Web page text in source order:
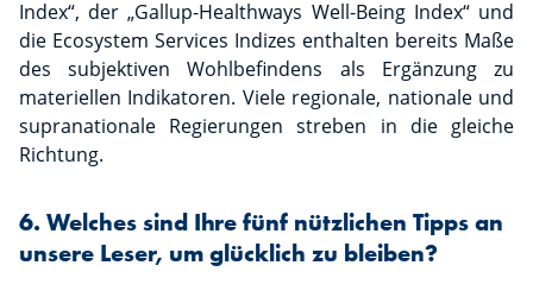
Index“, der „Gallup-Healthways Well-Being Index“ und
die Ecosystem Services Indizes enthalten bereits Maße
des subjektiven Wohlbefindens als Ergänzung zu
materiellen Indikatoren. Viele regionale, nationale und
supranationale Regierungen streben in die gleiche
Richtung.
6. Welches sind Ihre fünf nützlichen Tipps an
unsere Leser, um glücklich zu bleiben?